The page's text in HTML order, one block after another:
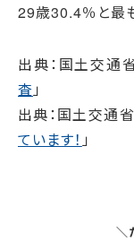
29歳30.4％と最
出典：国土交通
査 」
出典：国土交通省
ています！ 」
＼